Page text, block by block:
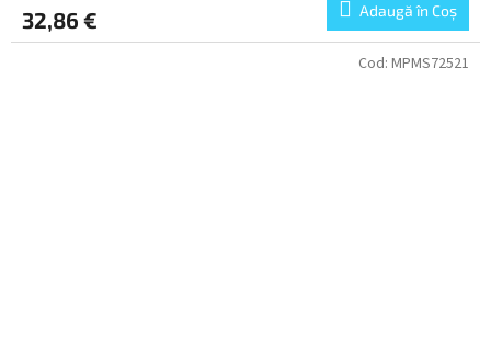
32,86 € Adaugă în Coş
Cod: MPMS72521